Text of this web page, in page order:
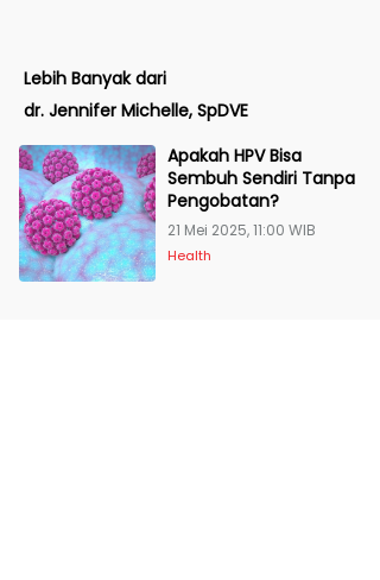
Lebih Banyak dari
dr. Jennifer Michelle, SpDVE
Health
Apakah HPV Bisa
Sembuh Sendiri Tanpa
Pengobatan?
21 Mei 2025, 11:00 WIB